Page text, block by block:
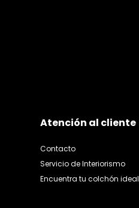
Atención al cliente
Contacto
Servicio de Interiorismo
Encuentra tu colchón ideal